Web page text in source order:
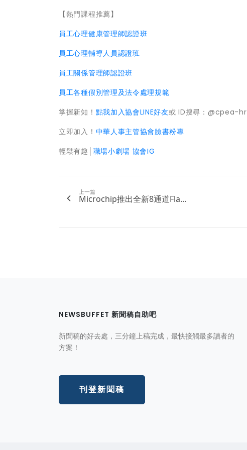
【熱門課程推薦】
員工心理健康管理師認證班
員工心理輔導人員認證班
員工關係管理師認證班
員工各種假別管理及法令處理規範
掌握新知！ 點我加入協會LINE好友或 ID搜尋：@cpea-hr
立即加入！ 中華人事主管協會臉書粉專
輕鬆有趣│ 職場小劇場 協會IG
上一篇
Microchip推出全新8通道Fla...
NEWSBUFFET 新聞稿自助吧
新聞稿的好去處，三分鐘上稿完成，最快接觸最多讀者的
方案！
刊登新聞稿